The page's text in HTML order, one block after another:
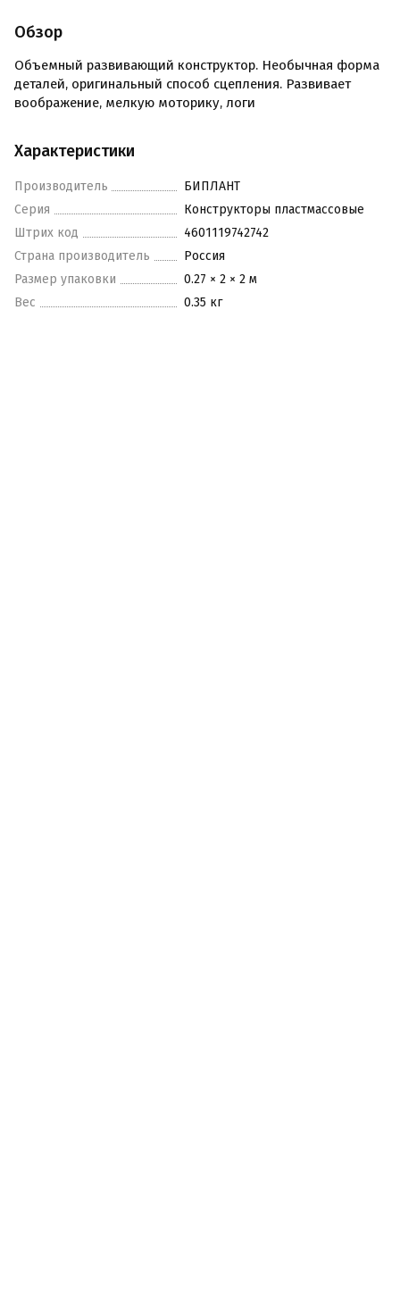
Обзор
Объемный развивающий конструктор. Необычная форма
деталей, оригинальный способ сцепления. Развивает
воображение, мелкую моторику, логи
Характеристики
Производитель
БИПЛАНТ
Серия
Конструкторы пластмассовые
Штрих код
4601119742742
Страна производитель
Россия
Размер упаковки
0.27 × 2 × 2 м
Вес
0.35 кг